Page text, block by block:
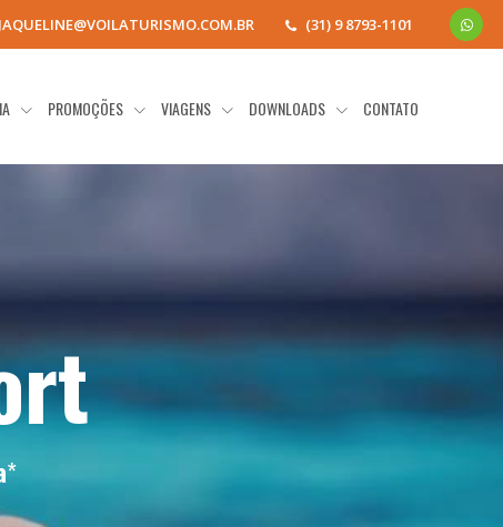
JAQUELINE@VOILATURISMO.COM.BR (31) 9 8793-1101
PROMOÇÕES VIAGENS DOWNLOADS CONTATO
*